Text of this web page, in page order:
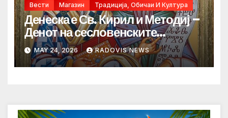
Вести Магазин Традиција, Обичаи И Култура
Денеска е Св. Кирил и Методиј –
Денот на сесловенските
просветители
MAY 24, 2026 RADOVIS NEWS